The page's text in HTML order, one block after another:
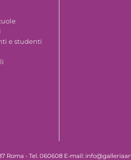
e studenti
Roma - Tel. 060608 E-mail: